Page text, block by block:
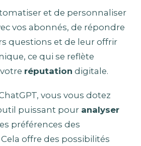
et de personnaliser
vos abonnés, de répondre
questions et de leur offrir
ce qui se reflète
réputation digitale.
vous vous dotez
puissant pour analyser
préférences des
offre des possibilités